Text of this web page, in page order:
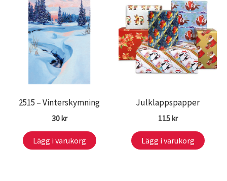
2515 – Vinterskymning
30 kr
Lägg i varukorg
Julklappspapper
115 kr
Lägg i varukorg